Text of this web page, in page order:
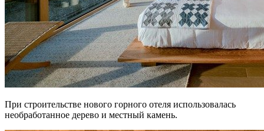
При строительстве нового горного отеля использовалась
необработанное дерево и местный камень.